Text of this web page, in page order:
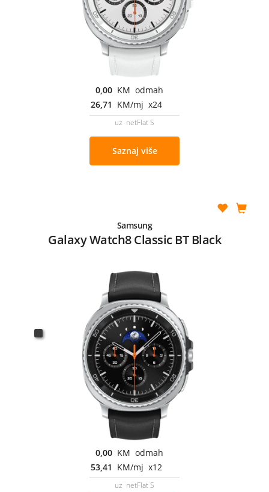
0,00 KM odmah
26,71 KM/mj x24
uz netFlat S
Saznaj više
Samsung
Galaxy Watch8 Classic BT Black
0,00 KM odmah
53,41 KM/mj x12
uz netFlat S